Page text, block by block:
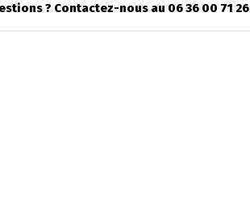
? Contactez-nous au 06 36 00 71 26